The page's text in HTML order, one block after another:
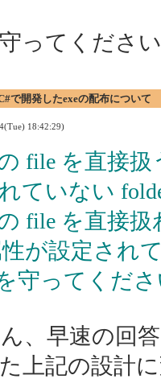
ってくださ
で開発したexeの配布について
18:42:29)
file を直接扱
ていない
file を直接
性が設定され
守ってくだ
、早速の回
上記の設計